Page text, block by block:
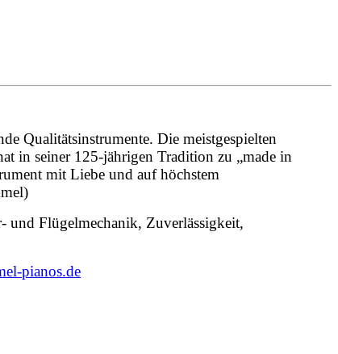
Qualitätsinstrumente. Die meistgespielten
in seiner 125-jährigen Tradition zu „made in
mit Liebe und auf höchstem
und Flügelmechanik, Zuverlässigkeit,
pianos.de